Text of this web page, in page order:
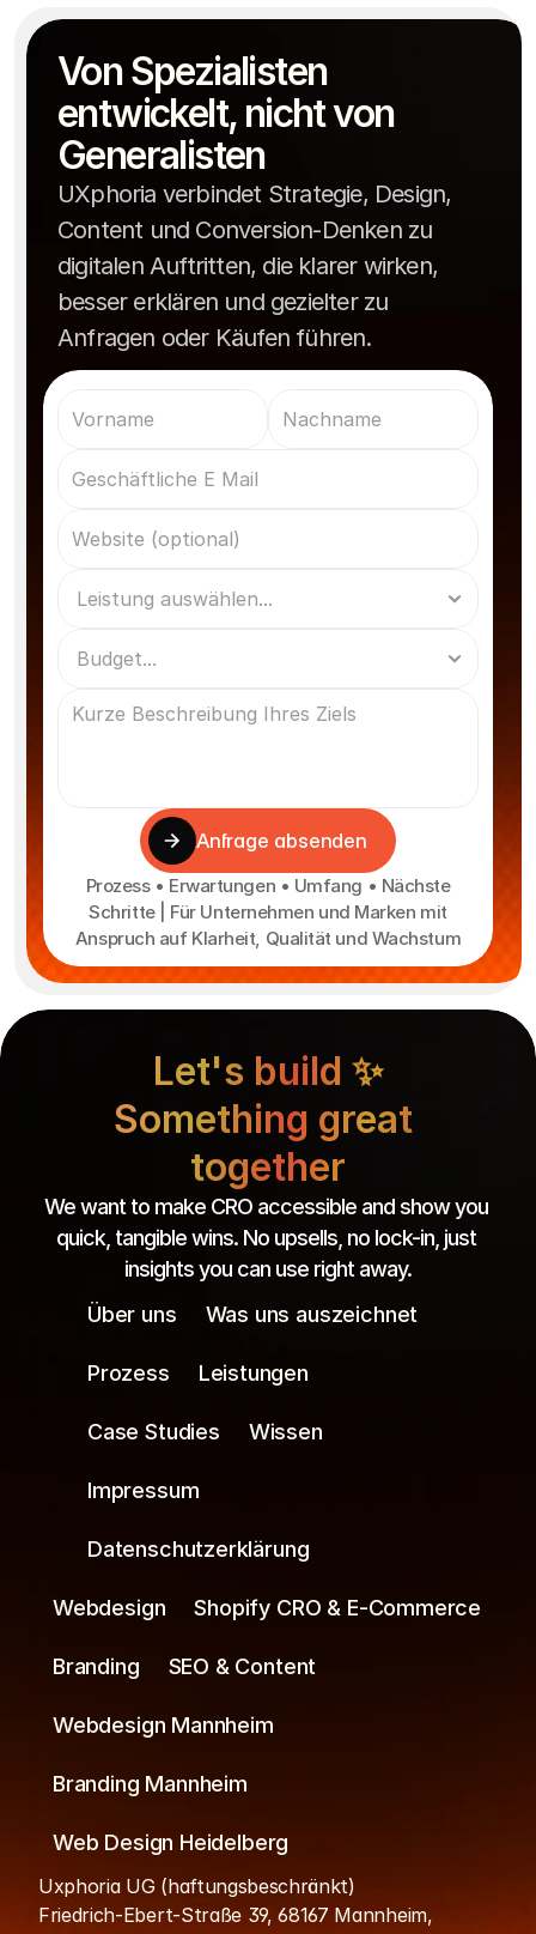
Von Spezialisten
entwickelt, nicht von
Generalisten
UXphoria verbindet Strategie, Design,
Content und Conversion-Denken zu
digitalen Auftritten, die klarer wirken,
besser erklären und gezielter zu
Anfragen oder Käufen führen.
Anfrage absenden
Prozess • Erwartungen • Umfang • Nächste
Schritte | Für Unternehmen und Marken mit
Anspruch auf Klarheit, Qualität und Wachstum
Let's build ✨
Something great
together
We want to make CRO accessible and show you
quick, tangible wins. No upsells, no lock-in, just
insights you can use right away.
Über uns
Was uns auszeichnet
Prozess Leistungen
Case Studies Wissen
Impressum
Datenschutzerklärung
Webdesign Shopify CRO & E-Commerce
Branding SEO & Content
Webdesign Mannheim
Branding Mannheim
Web Design Heidelberg
Uxphoria UG (haftungsbeschränkt)
Friedrich-Ebert-Straße 39, 68167 Mannheim,